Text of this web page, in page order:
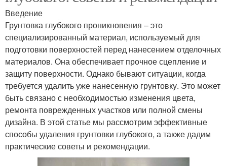
Введение
Грунтовка глубокого проникновения – это
специализированный материал, используемый для
подготовки поверхностей перед нанесением отделочных
материалов. Она обеспечивает прочное сцепление и
защиту поверхности. Однако бывают ситуации, когда
требуется удалить уже нанесенную грунтовку. Это может
быть связано с необходимостью изменения цвета,
ремонта поврежденных участков или полной смены
дизайна. В этой статье мы рассмотрим эффективные
способы удаления грунтовки глубокого, а также дадим
практические советы и рекомендации.